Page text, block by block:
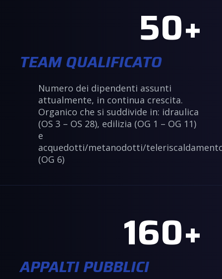
50
TEAM QUALIFICATO
Numero dei dipendenti assunti
attualmente, in continua crescita.
Organico che si suddivide in: idraulica
(OS 3 – OS 28), edilizia (OG 1 – OG 11)
e
acquedotti/metanodotti/
(OG 6)
160
APPALTI PUBBLICI